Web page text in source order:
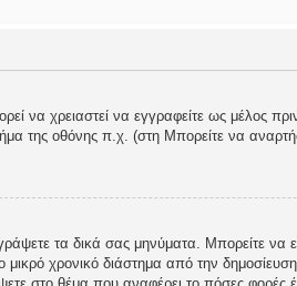
να χρειαστεί να εγγραφείτε ως μέλος
της οθόνης π.χ. (στη Μπορείτε να
τα δικά σας μηνύματα. Μπορείτε να
χρονικό διάστημα από την